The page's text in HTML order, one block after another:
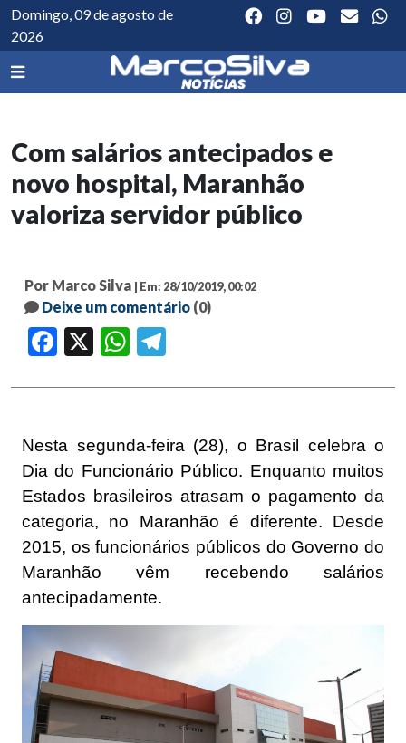
Domingo, 09 de agosto de
2026
Com salários antecipados e
novo hospital, Maranhão
valoriza servidor público
Por Marco Silva | Em: 28/10/2019, 00:02
Deixe um comentário (0)
Facebook WhatsApp
Nesta segunda-feira (28), o Brasil celebra o
Dia do Funcionário Público. Enquanto muitos
Estados brasileiros atrasam o pagamento da
categoria, no Maranhão é diferente. Desde
2015, os funcionários públicos do Governo do
Maranhão vêm recebendo salários
antecipadamente.